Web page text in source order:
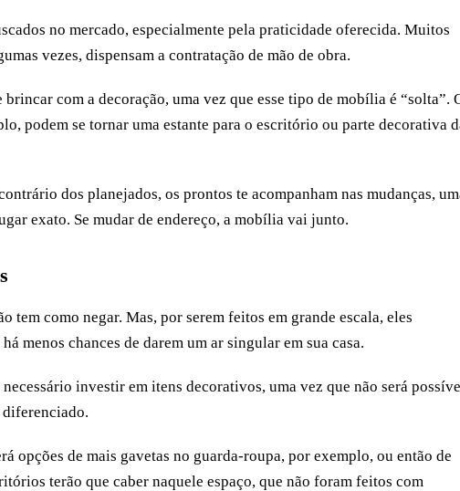
no mercado, especialmente pela praticidade oferecida. Muitos
vezes, dispensam a contratação de mão de obra.
com a decoração, uma vez que esse tipo de mobília é “solta”.
podem se tornar uma estante para o escritório ou parte decorativa
dos planejados, os prontos te acompanham nas mudanças,
exato. Se mudar de endereço, a mobília vai junto.
tem como negar. Mas, por serem feitos em grande escala, eles
menos chances de darem um ar singular em sua casa.
investir em itens decorativos, uma vez que não será
opções de mais gavetas no guarda-roupa, por exemplo, ou então de
terão que caber naquele espaço, que não foram feitos com